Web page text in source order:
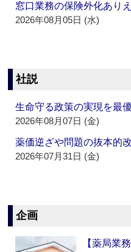
窓口業務の保険外化あり
2026年08月05日 (水)
社説
生命守る政策の実現を最
2026年08月07日 (金)
薬価逆ざや問題の抜本的
2026年07月31日 (金)
企画
【薬局業